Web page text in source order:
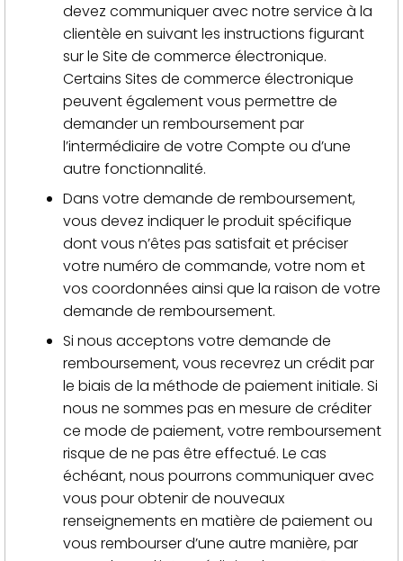
devez communiquer avec notre service à la
clientèle en suivant les instructions figurant
sur le Site de commerce électronique.
Certains Sites de commerce électronique
peuvent également vous permettre de
demander un remboursement par
l’intermédiaire de votre Compte ou d’une
autre fonctionnalité.
Dans votre demande de remboursement,
vous devez indiquer le produit spécifique
dont vous n’êtes pas satisfait et préciser
votre numéro de commande, votre nom et
vos coordonnées ainsi que la raison de votre
demande de remboursement.
Si nous acceptons votre demande de
remboursement, vous recevrez un crédit par
le biais de la méthode de paiement initiale. Si
nous ne sommes pas en mesure de créditer
ce mode de paiement, votre remboursement
risque de ne pas être effectué. Le cas
échéant, nous pourrons communiquer avec
vous pour obtenir de nouveaux
renseignements en matière de paiement ou
vous rembourser d’une autre manière, par